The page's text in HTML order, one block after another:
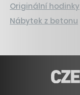
Originální hodinky
Nábytek z betonu